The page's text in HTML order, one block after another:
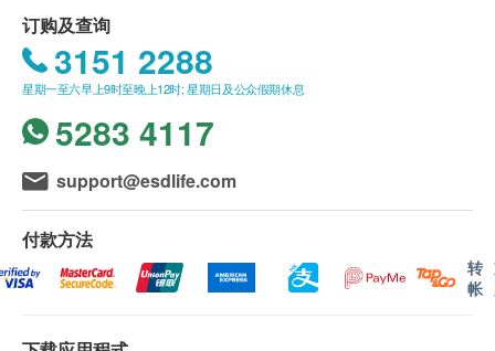
禁忌与注意
者不宜进行
蒸成分过敏者禁用。治疗频次应遵医嘱，不宜过密。
日常配合：熏蒸只是辅助缓解，还需配合减少用眼疲
等综合管理。
圳爱尔眼科医院/深圳滨海爱尔眼科医院。
本套餐服务有效期限为1个月（自确认付款日期起
算），客户必须在有效期限内完成检查，逾期将视
为作废。
如需粤语就诊服务，请至少提前2个工作天告知客
外费用）。
二、检查报告领取与讲解服务说明
报告讲解服务：完成套餐内各项检查后，专科医生
将为您提供一对一的专业讲解，详细分析检查结
订购及查询
3151 2288
星期一至六早上9时至晚上12时; 星期日及公众假期休息
5283 4117
support@esdlife.com
付款方法
转
帐